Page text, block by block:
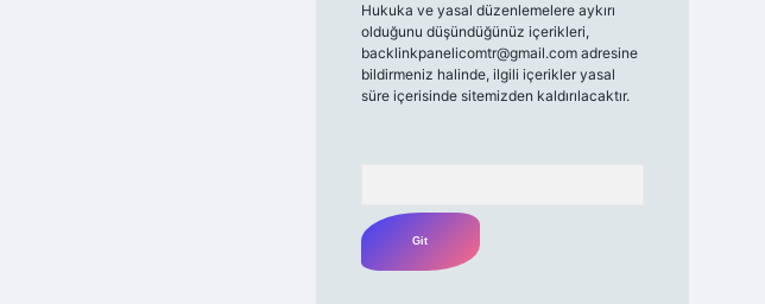
Hukuka ve yasal düzenlemelere aykırı
olduğunu düşündüğünüz içerikleri,
backlinkpanelicomtr@gmail.comadresine
bildirmeniz halinde, ilgili içerikler yasal
süre içerisinde sitemizden kaldırılacaktır.